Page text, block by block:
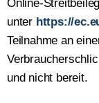
Online-
unter https://
Teil­nah­me an
und nicht bereit.